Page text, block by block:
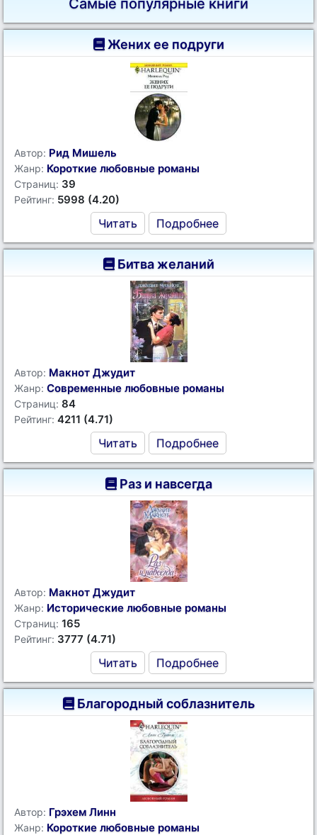
Самые популярные книги
Жених ее подруги
Автор: Рид Мишель
Жанр: Короткие любовные романы
Страниц: 39
Рейтинг: 5998 (4.20)
Читать Подробнее
Битва желаний
Автор: Макнот Джудит
Жанр: Современные любовные романы
Страниц: 84
Рейтинг: 4211 (4.71)
Читать Подробнее
Раз и навсегда
Автор: Макнот Джудит
Жанр: Исторические любовные романы
Страниц: 165
Рейтинг: 3777 (4.71)
Читать Подробнее
Благородный соблазнитель
Автор: Грэхем Линн
Жанр: Короткие любовные романы